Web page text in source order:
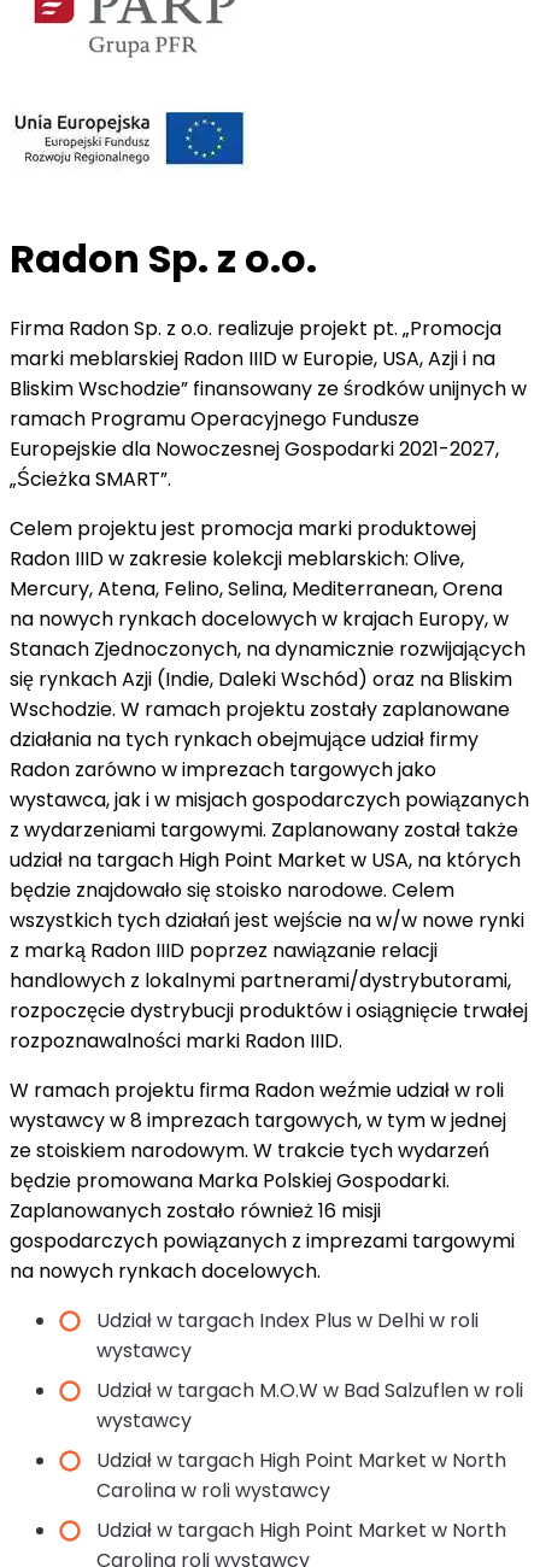
Radon Sp. z o.o.
Firma Radon Sp. z o.o. realizuje projekt pt. „Promocja
marki meblarskiej Radon IIID w Europie, USA, Azji i na
Bliskim Wschodzie” finansowany ze środków unijnych w
ramach Programu Operacyjnego Fundusze
Europejskie dla Nowoczesnej Gospodarki 2021-2027,
„Ścieżka SMART”.
Celem projektu jest promocja marki produktowej
Radon IIID w zakresie kolekcji meblarskich: Olive,
Mercury, Atena, Felino, Selina, Mediterranean, Orena
na nowych rynkach docelowych w krajach Europy, w
Stanach Zjednoczonych, na dynamicznie rozwijających
się rynkach Azji (Indie, Daleki Wschód) oraz na Bliskim
Wschodzie. W ramach projektu zostały zaplanowane
działania na tych rynkach obejmujące udział firmy
Radon zarówno w imprezach targowych jako
wystawca, jak i w misjach gospodarczych powiązanych
z wydarzeniami targowymi. Zaplanowany został także
udział na targach High Point Market w USA, na których
będzie znajdowało się stoisko narodowe. Celem
wszystkich tych działań jest wejście na w/w nowe rynki
z marką Radon IIID poprzez nawiązanie relacji
handlowych z lokalnymi partnerami/dystrybutorami,
rozpoczęcie dystrybucji produktów i osiągnięcie trwałej
rozpoznawalności marki Radon IIID.
W ramach projektu firma Radon weźmie udział w roli
wystawcy w 8 imprezach targowych, w tym w jednej
ze stoiskiem narodowym. W trakcie tych wydarzeń
będzie promowana Marka Polskiej Gospodarki.
Zaplanowanych zostało również 16 misji
gospodarczych powiązanych z imprezami targowymi
na nowych rynkach docelowych.
Udział w targach Index Plus w Delhi w roli
wystawcy
Udział w targach M.O.W w Bad Salzuflen w roli
wystawcy
Udział w targach High Point Market w North
Carolina w roli wystawcy
Udział w targach High Point Market w North
Carolina roli wystawcy